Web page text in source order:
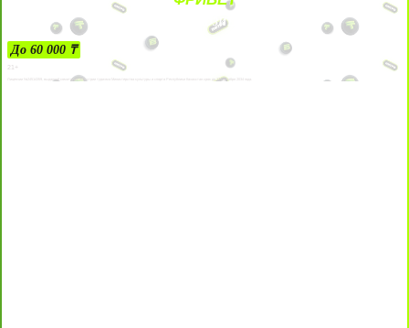
ЗА ДЕПОЗИТЫ
До 60 000 ₸
21+
Лицензии №24514359, выданной комитетом индустрии туризма Министерства культуры и спорта Республики Казахстан срок до 27 сентября 2034 года.